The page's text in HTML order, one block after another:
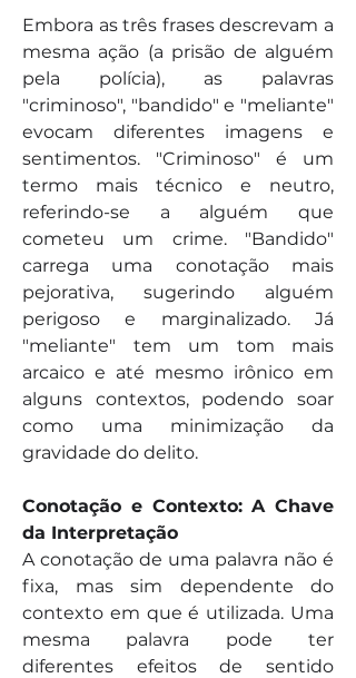
Embora as três frases descrevam a
mesma ação (a prisão de alguém
pela polícia), as palavras
"criminoso", "bandido" e "meliante"
evocam diferentes imagens e
sentimentos. "Criminoso" é um
termo mais técnico e neutro,
referindo-se a alguém que
cometeu um crime. "Bandido"
carrega uma conotação mais
pejorativa, sugerindo alguém
perigoso e marginalizado. Já
"meliante" tem um tom mais
arcaico e até mesmo irônico em
alguns contextos, podendo soar
como uma minimização da
gravidade do delito.
Conotação e Contexto: A Chave
da Interpretação
A conotação de uma palavra não é
fixa, mas sim dependente do
contexto em que é utilizada. Uma
mesma palavra pode ter
diferentes efeitos de sentido